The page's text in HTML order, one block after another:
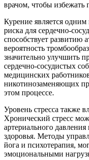
врачом, чтобы избежать
Курение является
риска для сердечно-
способствует развитию
вероятность
значительно улучшить
сердечно-сосудистых
медицинских
никотинозаменяющих
этом процессе.
Уровень стресса также
Хронический стресс
артериального
здоровья. Методы
йога и психотерапия,
эмоциональными